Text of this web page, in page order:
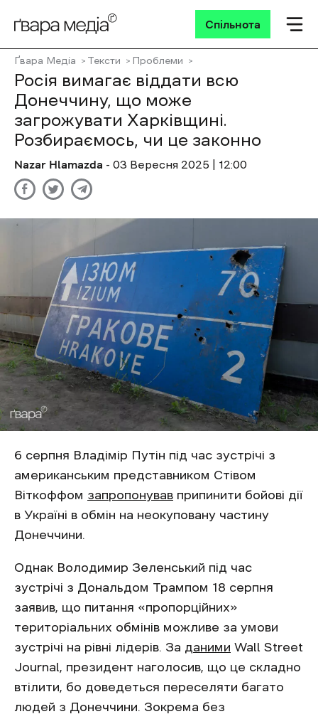
Спільнота
Ґвара Медіа Тексти Проблеми
Росія вимагає віддати всю
Донеччину, що може
загрожувати Харківщині.
Розбираємось, чи це законно
Nazar Hlamazda - 03 Вересня 2025 | 12:00
6 серпня Владімір Путін під час зустрічі з
американським представником Стівом
Віткоффом запропонував припинити бойові дії
в Україні в обмін на неокуповану частину
Донеччини.
Однак Володимир Зеленський під час
зустрічі з Дональдом Трампом 18 серпня
заявив, що питання «пропорційних»
територіальних обмінів можливе за умови
зустрічі на рівні лідерів. За даними Wall Street
Journal, президент наголосив, що це складно
втілити, бо доведеться переселяти багато
людей з Донеччини. Зокрема без